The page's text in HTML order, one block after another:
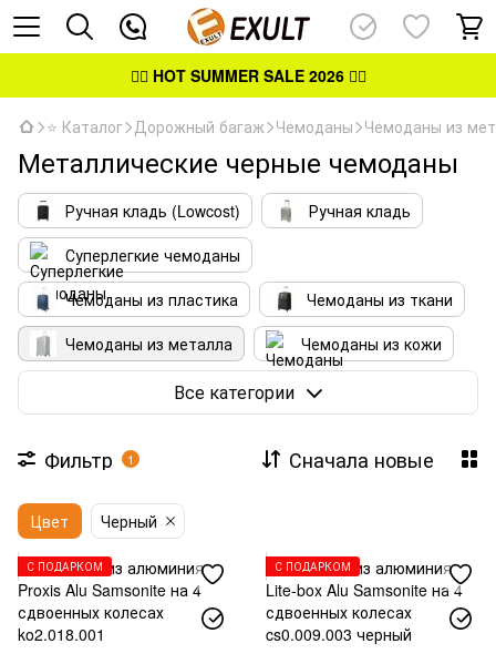
👉🏻 HOT SUMMER SALE 2026👈🏻
⭐ Каталог Дорожный багаж Чемоданы Чемоданы из
Металлические черные чемоданы
Ручная кладь (Lowcost)
Ручная кладь
Суперлегкие чемоданы
Чемоданы из пластика
Чемоданы из ткани
Чемоданы из металла
Чемоданы из кожи
ECO чемоданыВсе категории
Фильтр 1 Сначала новые
Цвет Черный
С ПОДАРКОМ С ПОДАРКОМ